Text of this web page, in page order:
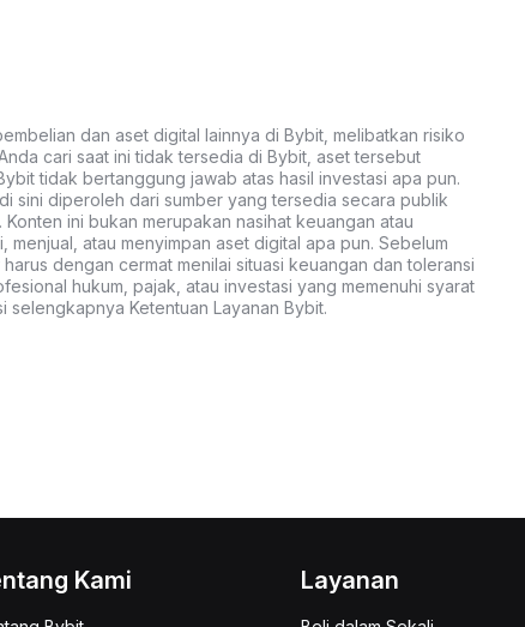
dan aset digital lainnya di Bybit, melibatkan risiko
cari saat ini tidak tersedia di Bybit, aset tersebut
tidak bertanggung jawab atas hasil investasi apa pun.
sini diperoleh dari sumber yang tersedia secara publik
ini bukan merupakan nasihat keuangan atau
atau menyimpan aset digital apa pun. Sebelum
dengan cermat menilai situasi keuangan dan toleransi
hukum, pajak, atau investasi yang memenuhi syarat
selengkapnya Ketentuan Layanan Bybit.
Kami Layanan